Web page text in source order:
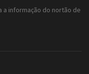
a informação do nortão de